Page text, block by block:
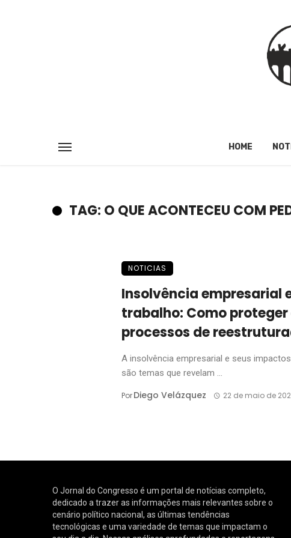
HOME
TAG: O QUE ACONTECEU COM
NOTICIAS
Insolvência empresarial
trabalho: Como
processos de
A insolvência empresarial e seus
são temas que revelam ...
PorDiego Velázquez 22 de maio de
O Jornal do Congresso é um portal de notícias completo,
dedicado a trazer as informações mais relevantes sobre o
cenário político nacional, as últimas tendências
tecnológicas e uma variedade de temas que impactam o